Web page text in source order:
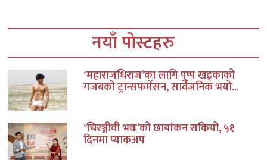
नयाँ पोस्टहरु
‘महाराजधिराज’का लागि पुष्प खड्काको
गजबको ट्रान्सफर्मेसन, सार्वजनिक भयो...
‘चिरञ्जीवी भवः’को छायांकन सकियो, ५१
दिनमा प्याकअप